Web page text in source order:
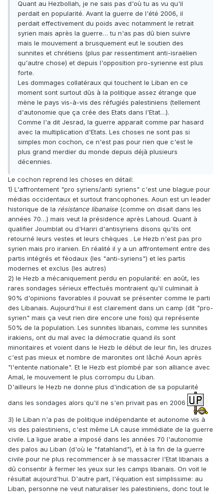
Quant au Hezbollah, je ne sais pas d'où tu as vu qu'il
perdait en popularité. Avant la guerre de l'été 2006, il
perdait effectivement du poids avec notamment le retrait
syrien mais après la guerre… tu n'as pas dû bien suivre
mais le mouvement a brusquement eut le soutien des
sunnites et chrétiens (plus par ressentiment anti-israëlien
qu'autre chose) et depuis l'opposition pro-syrienne est plus
forte.
Les dommages collatéraux qui touchent le Liban en ce
moment sont surtout dûs à la politique assez étrange que
mène le pays vis-à-vis des réfugiés palestiniens (tellement
d'autonomie que ça crée des Etats dans l'Etat…).
Comme l'a dit Jesrad, la guerre apparait comme par hasard
avec la multiplication d'Etats. Les choses ne sont pas si
simples mon cochon, ce n'est pas pour rien que c'est le
plus grand merdier du monde depuis déjà plusieurs
décennies.
Le cochon reprend les choses en détail:
1) L'affrontement "pro syriens/anti syriens" c'est une blague pour
médias occidentaux et surtout francophones. Aoun est un leader
historique de la résistance libanaise (comme on disait dans les
années 70…) mais veut la présidence après Lahoud. Quant à
qualifier Joumblat ou d'Hariri d'antisyriens disons qu'ils ont
retourné leurs vestes et leurs chèques . Le Hezb n'est pas pro
syrien mais pro iranien. En réalité il y a un affrontement entre des
partis intégrés et féodaux (les "anti-syriens") et les partis
modernes et exclus (les autres)
2) le Hezb a mécaniquement perdu en popularité: en août, les
rares sondages sérieux effectués montraient qu'il culminait à
90% d'opinions favorables il pouvait se présenter comme le parti
des Libanais. Aujourd'hui il est clairement dans un camp (dit "pro-
syrien" mais ça veut rien dire encore une fois) qui représente
50% de la population. Les sunnites libanais, comme les sunnites
irakiens, ont du mal avec la démocratie quand ils sont
minoritaires et voient dans le Hezb le début de leur fin, les druzes
c'est pas mieux et nombre de maronites ont lâché Aoun après
"l'entente nationale". Et le Hezb est plombé par son alliance avec
Amal, le mouvement le plus corrompu du Liban.
D'ailleurs le Hezb ne donne plus d'indication de sa popularité
dans les sondages alors qu'il ne s'en privait pas en 2006
3) le Liban n'a pas de politique indépendante et autonome vis à
vis des palestiniens, c'est même LA cause immédiate de la guerre
civile. La ligue arabe a imposé dans les années 70 l'autonomie
des palos au Liban (d'où le "fatahland"), et à la fin de la guerre
civile pour ne plus recommencer à se massacrer l'Etat libanais a
dû consentir à fermer les yeux sur les camps libanais. On voit le
résultat aujourd'hui. D'autre part, l'équation est simplissime: au
Liban, personne ne veut naturaliser les palestiniens, donc tout le